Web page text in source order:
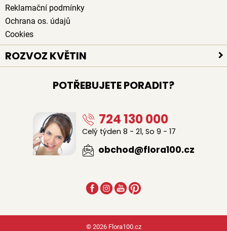
Reklamační podmínky
Ochrana os. údajů
Cookies
ROZVOZ KVĚTIN
Rozvoz květin po celé ČR
Doručení květin zdarma
Sledujte kurýra při doručení
Naši lidé na doručení květin
Odkud květiny rozvážíme
POTŘEBUJETE PORADIT?
724 130 000
Celý týden 8 - 21, So 9 - 17
obchod@flora100.cz
© 2026 Flora100.cz